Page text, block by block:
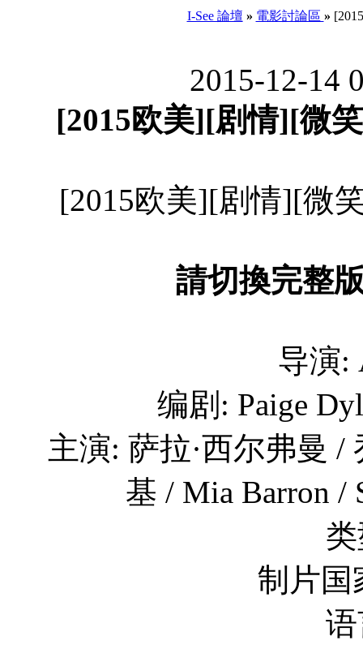
I-See 論壇 » 電影討論區 »
2015-12-14
[2015欧美][剧情][微
[2015欧美][剧情][微
請切換完整
导演:
编剧: Paige
主演: 萨拉·西尔弗曼 /
基 / Mia Barron /
制片国